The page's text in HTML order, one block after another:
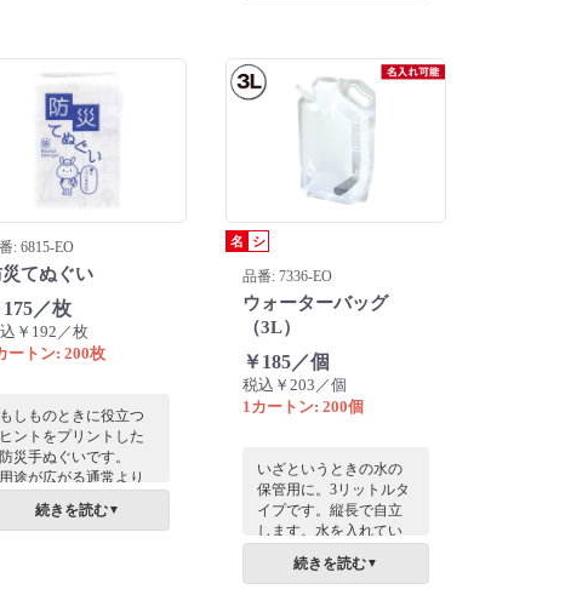
た予算での大量配布
に最適。届いてそのま
ま活用が可能です。
秀。新鮮な驚きと高い
実用性で、企業の思い
やりを伝えるノベルテ
: 6815-EO
災てぬぐい
175／枚
￥192／枚
ートン: 200枚
もしものときに役立つ
ヒントをプリントした
防災手ぬぐいです。
用途が広がる通常より
長いサイズ。
長いサイズの手ぬぐい
続きを読む▼
名 シ
品番: 7336-EO
ウォーターバッグ
（3L）
￥185／個
税込￥203／個
1カートン: 200個
いざというときの水の
保管用に。3リットルタ
イプです。縦長で自立
します。水を入れてい
くつか並べても縦長の
形が省スペースに役立
続きを読む▼